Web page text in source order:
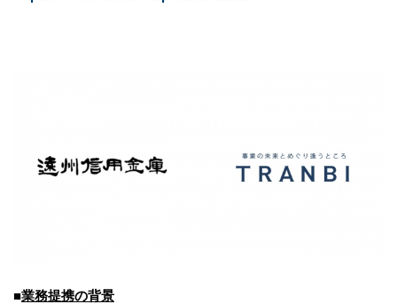
■業務提携の背景